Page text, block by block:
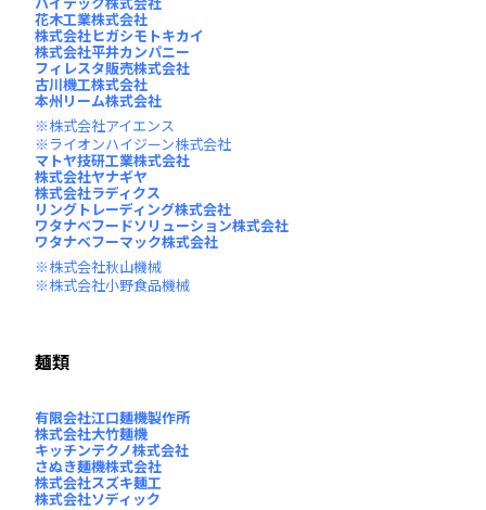
花木工業株式会社
株式会社ヒガシモトキカイ
株式会社平井カンパニー
フィレスタ販売株式会社
古川機工株式会社
本州リーム株式会社
株式会社アイエンス
ライオンハイジーン株式会社
マトヤ技研工業株式会社
株式会社ヤナギヤ
株式会社ラディクス
リングトレーディング株式会社
ワタナベフードソリューション株式会社
ワタナベフーマック株式会社
株式会社秋山機械
株式会社小野食品機械
麺類
有限会社江口麺機製作所
株式会社大竹麺機
キッチンテクノ株式会社
さぬき麺機株式会社
株式会社スズキ麺工
株式会社ソディック